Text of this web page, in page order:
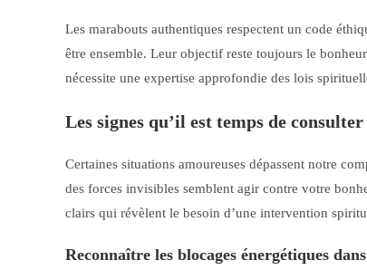
Les marabouts authentiques respectent un code
être ensemble. Leur objectif reste toujours le
nécessite une expertise approfondie des lois
Les signes qu’il est temps de
Certaines situations amoureuses dépassent notre
des forces invisibles semblent agir contre votre
clairs qui révèlent le besoin d’une intervention
Reconnaître les blocages énergétiques